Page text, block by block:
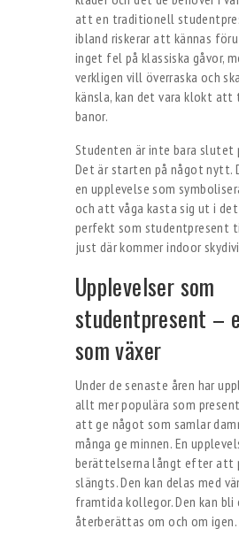
att en traditionell
ibland riskerar att kännas
inget fel på klassiska gåvor,
verkligen vill överraska och
känsla, kan det vara klokt att
banor.
Studenten är inte bara slutet
Det är starten på något nytt.
en upplevelse som
och att våga kasta sig ut i
perfekt som studentpresent
just där kommer indoor
Upplevelser som
studentpresent –
som växer
Under de senaste åren har
allt mer populära som
att ge något som samlar
många ge minnen. En
berättelserna långt efter att
slängts. Den kan delas med
framtida kollegor. Den kan
återberättas om och om igen.